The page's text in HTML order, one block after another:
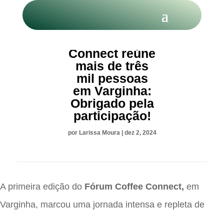
Connect reúne
mais de três
mil pessoas
em Varginha:
Obrigado pela
participação!
por Larissa Moura| dez 2, 2024
A primeira edição do Fórum Coffee Connect, em
Varginha, marcou uma jornada intensa e repleta de